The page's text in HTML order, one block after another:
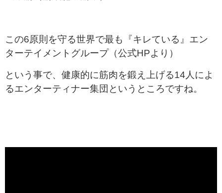
この6原則を守る世界で最も『キレている』エン
ターテイメントグループ（公式HPより ）
という事で、健康的に筋肉を鍛え上げる14人によ
るエンターティナー集団というところですね。